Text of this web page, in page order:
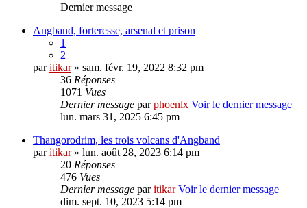
Dernier message
Angband, forteresse, arsenal et prison
1
2
paritikar» sam. févr. 19, 2022 8:32 pm
36 Réponses
1071 Vues
Dernier message parphoenlx Voir le dernier message
lun. mars 31, 2025 6:45 pm
Thangorodrim, les trois volcans d'Angband
paritikar» lun. août 28, 2023 6:14 pm
20 Réponses
476 Vues
Dernier message paritikar Voir le dernier message
dim. sept. 10, 2023 5:14 pm